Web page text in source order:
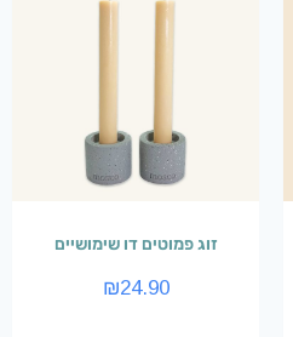
זוג פמוטים דו שימושיים
₪24.90